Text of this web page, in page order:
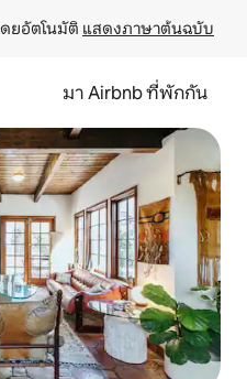
ยอัตโนมัติ แสดงภาษาต้นฉบับ
มา Airbnb ที่พักกัน